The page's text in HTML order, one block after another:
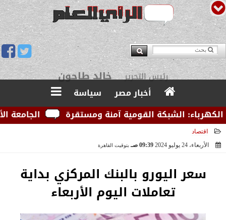
مدير التحرير يوسف قبودان
أخبار مصر
سياسة
الجامعة
الشبكة القومية آمنة ومستقرة
اقتصاد
الأربعاء، 24 يوليو 2024
09:39 صـ بتوقيت القاهرة
سعر اليورو بالبنك المركزي بداية
تعاملات اليوم الأربعاء